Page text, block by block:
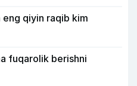
qiyin raqib kim
fuqarolik berishni